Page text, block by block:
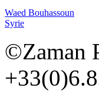
Waed Bouhassoun
Syrie
©Zaman